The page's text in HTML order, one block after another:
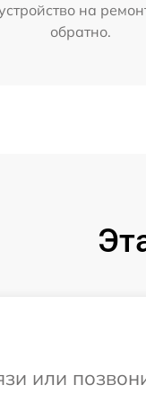
на
обратно.
или